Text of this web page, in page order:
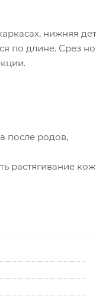
нижняя
по длине. Срез
после родов,
растягивание